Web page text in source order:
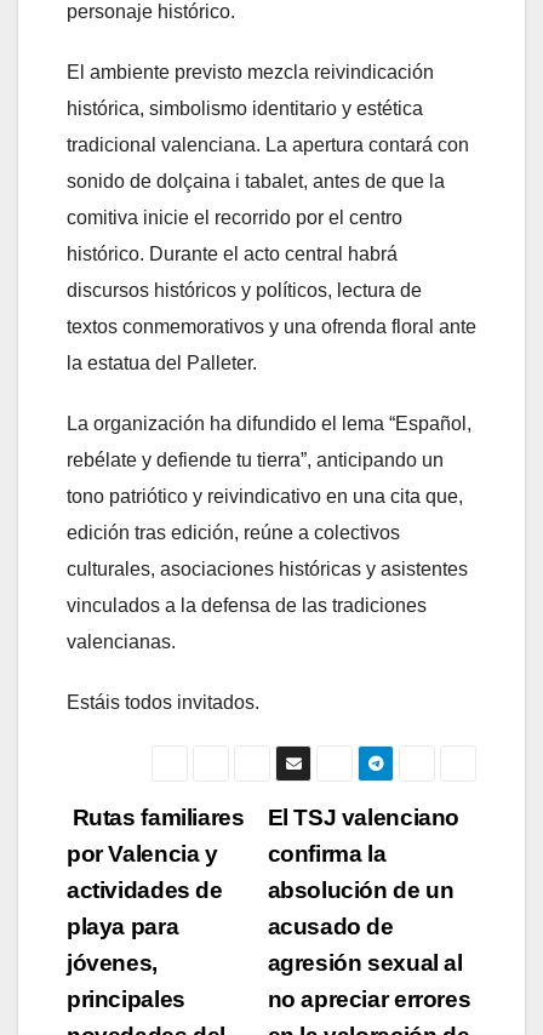
personaje histórico.
El ambiente previsto mezcla reivindicación
histórica, simbolismo identitario y estética
tradicional valenciana. La apertura contará con
sonido de dolçaina i tabalet, antes de que la
comitiva inicie el recorrido por el centro
histórico. Durante el acto central habrá
discursos históricos y políticos, lectura de
textos conmemorativos y una ofrenda floral ante
la estatua del Palleter.
La organización ha difundido el lema “Español,
rebélate y defiende tu tierra”, anticipando un
tono patriótico y reivindicativo en una cita que,
edición tras edición, reúne a colectivos
culturales, asociaciones históricas y asistentes
vinculados a la defensa de las tradiciones
valencianas.
Estáis todos invitados.
Navegación
de
entradas
El TSJ valenciano
confirma la
absolución de un
acusado de
agresión sexual al
no apreciar errores
Rutas familiares
por Valencia y
actividades de
playa para
jóvenes,
principales